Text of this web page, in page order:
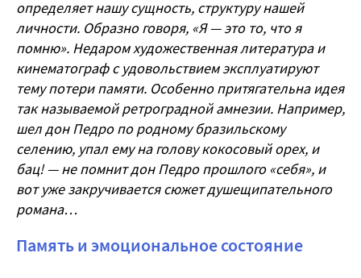
определяет нашу сущность, структуру нашей
личности. Образно говоря, «Я — это то, что я
помню». Недаром художественная литература и
кинематограф с удовольствием эксплуатируют
тему потери памяти. Особенно притягательна идея
так называемой ретроградной амнезии. Например,
шел дон Педро по родному бразильскому
селению, упал ему на голову кокосовый орех, и
бац! — не помнит дон Педро прошлого «себя», и
вот уже закручивается сюжет душещипательного
романа…
Память и эмоциональное состояние